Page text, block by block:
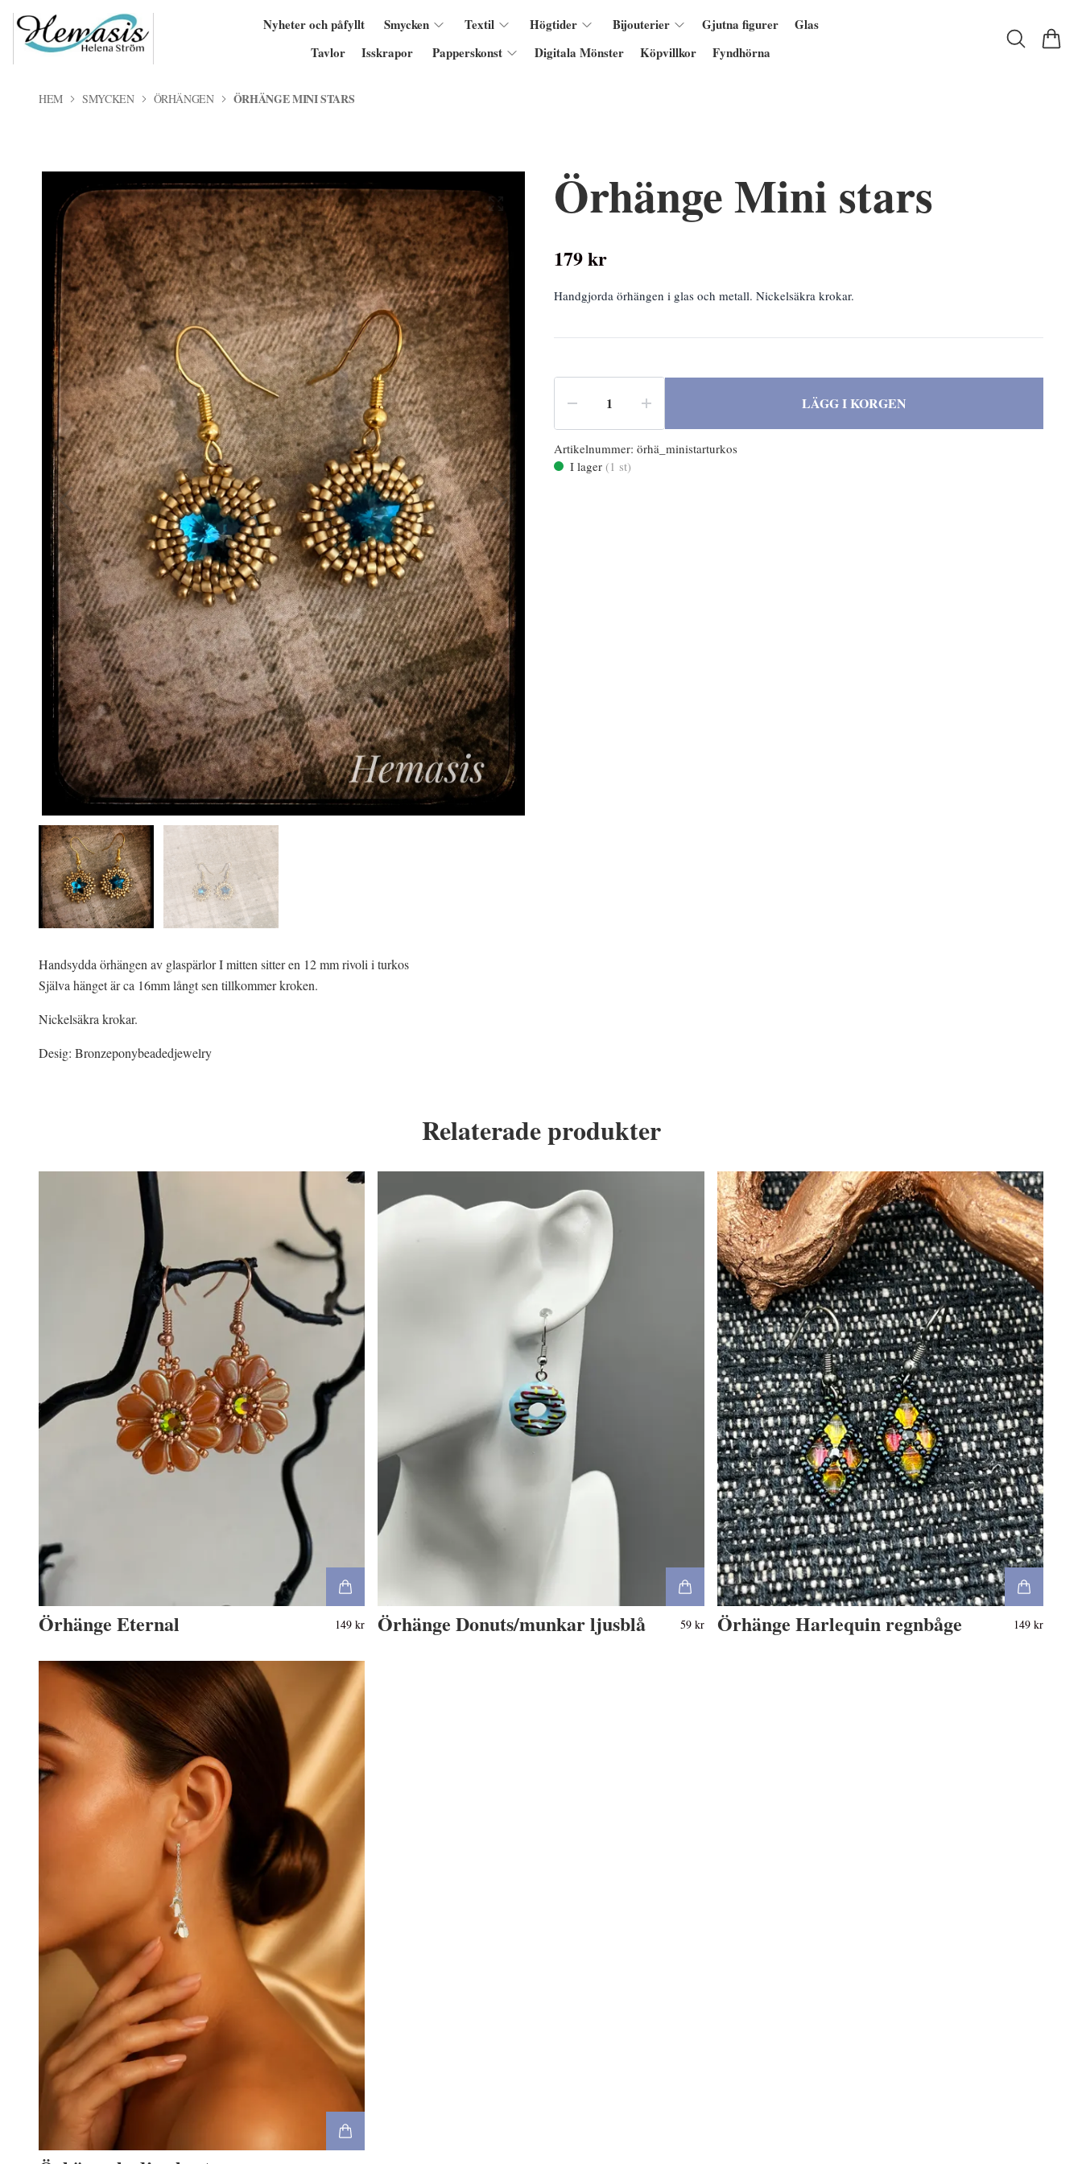
Nyheter och påfyllt Smycken Textil Högtider Bijouterier Gjutna figurer
Glas
Tavlor
Isskrapor Papperskonst Digitala Mönster Köpvillkor Fyndhörna
HEM SMYCKEN ÖRHÄNGEN ÖRHÄNGE MINI STARS
Örhänge Mini stars
179 kr
Handgjorda örhängen i glas och metall. Nickelsäkra krokar.
LÄGG I KORGEN
Artikelnummer: örhä_ministarturkos
I lager (1 st)
Handsydda örhängen av glaspärlor I mitten sitter en 12 mm rivoli i turkos
Själva hänget är ca 16mm långt sen tillkommer kroken.
Nickelsäkra krokar.
Desig: Bronzeponybeadedjewelry
Relaterade produkter
Örhänge Eternal 149 kr Örhänge Donuts/munkar ljusblå 59 kr Örhänge Harlequin regnbåge 149 kr